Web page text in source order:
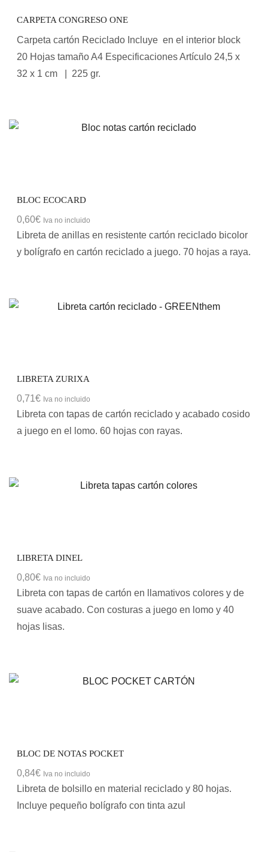
CARPETA CONGRESO ONE
Carpeta cartón Reciclado Incluye en el interior block
20 Hojas tamaño A4 Especificaciones Artículo 24,5 x
32 x 1 cm | 225 gr.
BLOC ECOCARD
0,60€ Iva no incluido
Libreta de anillas en resistente cartón reciclado bicolor
y bolígrafo en cartón reciclado a juego. 70 hojas a raya.
LIBRETA ZURIXA
0,71€ Iva no incluido
Libreta con tapas de cartón reciclado y acabado cosido
a juego en el lomo. 60 hojas con rayas.
LIBRETA DINEL
0,80€ Iva no incluido
Libreta con tapas de cartón en llamativos colores y de
suave acabado. Con costuras a juego en lomo y 40
hojas lisas.
BLOC DE NOTAS POCKET
0,84€ Iva no incluido
Libreta de bolsillo en material reciclado y 80 hojas.
Incluye pequeño bolígrafo con tinta azul